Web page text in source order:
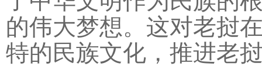
的伟大梦想。这对老挝
特的民族文化，推进老